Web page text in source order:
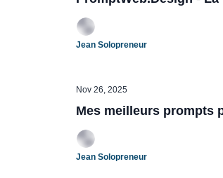
Jean Solopreneur
Nov 26, 2025
Mes meilleurs prompts
Jean Solopreneur